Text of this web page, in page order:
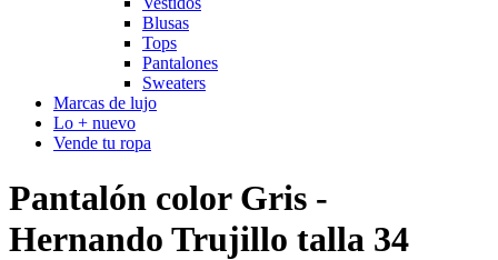
Blusas
Tops
Pantalones
Sweaters
Marcas de lujo
Lo + nuevo
Vende tu ropa
Pantalón color Gris -
Hernando Trujillo talla 34